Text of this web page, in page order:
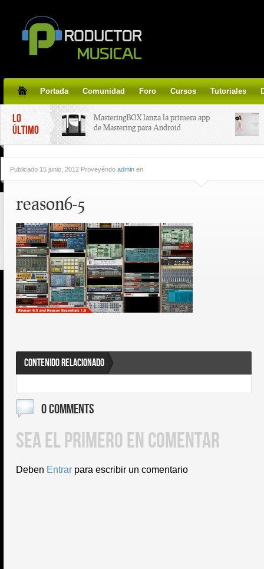
Portada Comunidad Foro Cursos Tutoriales
LO
ÚLTIMO
MasteringBOX lanza la primera app
de Mastering para Android
line gratis!
Tutorial de CLA Effects, aprende a
aplicar efectos a tus voces.
Publicado 15 junio, 2012 Proveyéndo admin en
reason6-5
CONTENIDO RELACIONADO
0 COMMENTS
SEA EL PRIMERO EN COMENTAR
Deben Entrar para escribir un comentario